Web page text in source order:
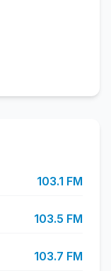
103.1 FM
103.5 FM
103.7 FM